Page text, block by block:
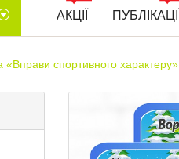
АКЦІЇ ПУБЛІКАЦІЇ
«Вправи спортивного характеру»